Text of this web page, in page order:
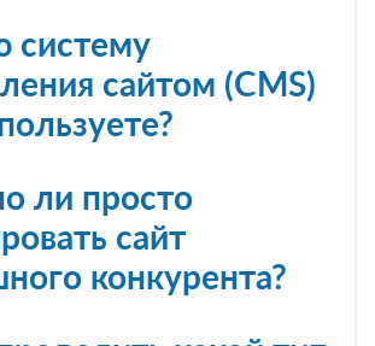
систему
сайтом (CMS)
ли просто
сайт
конкурента?